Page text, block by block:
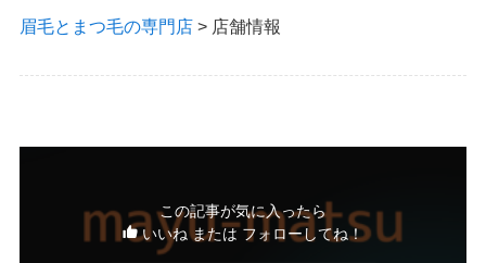
眉毛とまつ毛の専門店> 店舗情報
この記事が気に入ったら
いいね または フォローしてね！